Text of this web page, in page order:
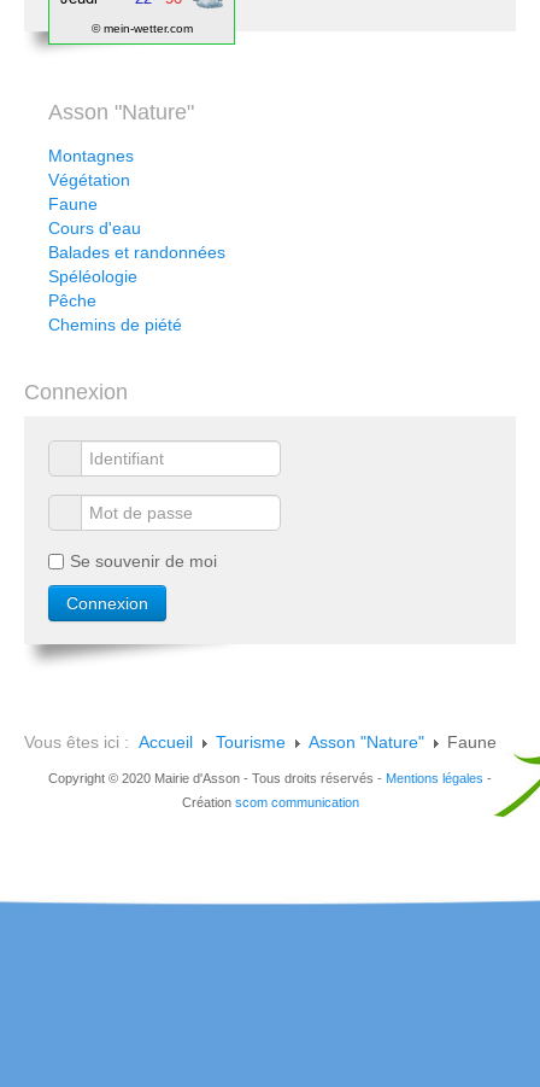
© mein-wetter.com
Asson "Nature"
Montagnes
Végétation
Faune
Cours d'eau
Balades et randonnées
Spéléologie
Pêche
Chemins de piété
Connexion
Se souvenir de moi
Vous êtes ici : Accueil Tourisme Asson "Nature" Faune
Copyright © 2020 Mairie d'Asson - Tous droits réservés - Mentions légales -
Création scom communication